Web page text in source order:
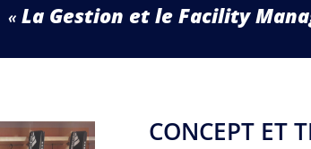
La Gestion et le Facility
CONCEPT ET